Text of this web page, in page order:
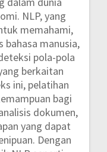
NLP, yang
memahami,
bahasa manusia,
pola-pola
berkaitan
ini, pelatihan
bagi
dokumen,
yang dapat
Dengan